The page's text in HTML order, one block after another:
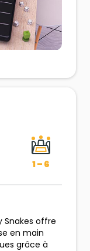
1 – 6
Snakes offre
en main
grâce à